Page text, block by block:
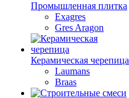
Промышленная плитка
Exagres
Gres Aragon
Керамическая черепица
Laumans
Braas